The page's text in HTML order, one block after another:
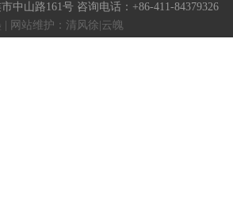
中山路161号 咨询电话：+86-411-84379326
| 网站维护：清风徐|云魄